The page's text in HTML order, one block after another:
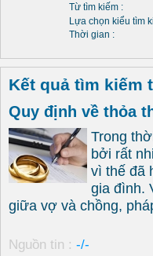
Từ tìm kiếm :
Lựa chọn kiểu tìm
Thời gian :
Kết quả tìm kiếm
Quy định về thỏa
Trong
bởi rất
vì thế đã
gia đình.
giữa vợ và chồng,
Nguồn tin : -/-